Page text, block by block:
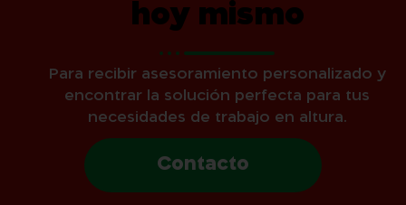
hoy mismo
Para recibir asesoramiento personalizado y
encontrar la solución perfecta para tus
necesidades de trabajo en altura.
Contacto